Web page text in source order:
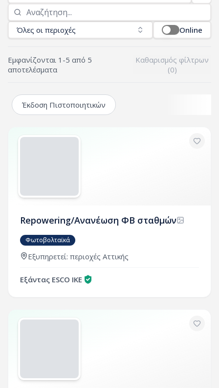
Όλες οι περιοχές Online
Εμφανίζονται 1 -5 από 5
αποτελέσματα
Καθαρισμός φίλτρων
(0)
Έκδοση Πιστοποιητικών
Repowering/Ανανέωση ΦΒ σταθμών
Φωτοβολταϊκά
Εξυπηρετεί: περιοχές Αττικής
Εξάντας ESCO ΙΚΕ